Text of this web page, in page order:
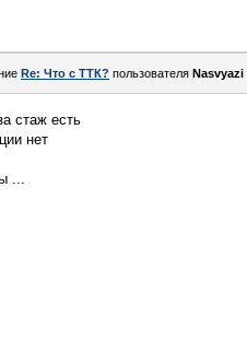
Re: Что с ТТК? пользователя Nasvyazi
стаж есть
нет
...